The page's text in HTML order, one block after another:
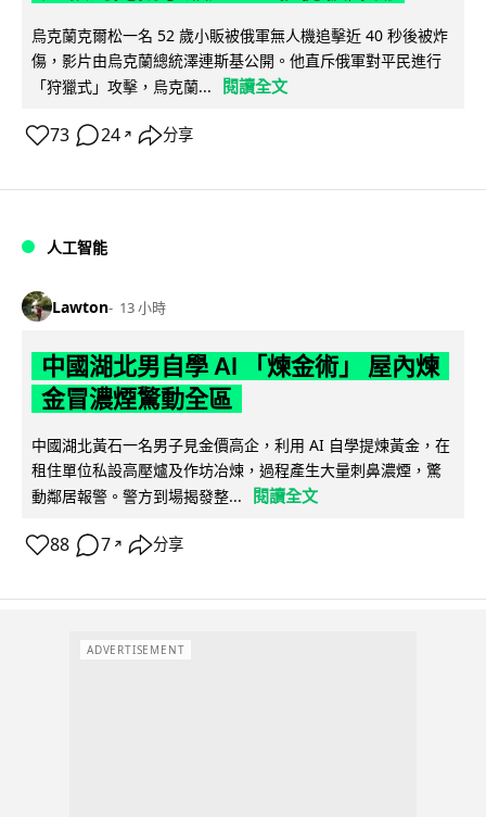
烏克蘭克爾松一名 52 歲小販被俄軍無人機追擊近 40 秒後被炸
傷，影片由烏克蘭總統澤連斯基公開。他直斥俄軍對平民進行
「狩獵式」攻擊，烏克蘭...
閱讀全文
73 24 ↗ 分享
人工智能
Lawton 13 小時
中國湖北男自學 AI 「煉金術」 屋內煉
金冒濃煙驚動全區
中國湖北黃石一名男子見金價高企，利用 AI 自學提煉黃金，在
租住單位私設高壓爐及作坊冶煉，過程產生大量刺鼻濃煙，驚
動鄰居報警。警方到場揭發整...
閱讀全文
88 7 ↗ 分享
ADVERTISEMENT